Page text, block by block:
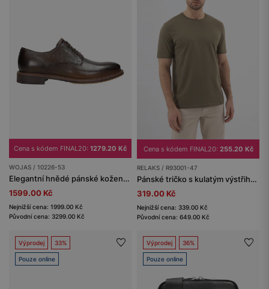
Cena s kódem FINAL20: 1279.20 Kč
WOJAS / 10226-53
Elegantní hnědé pánské kožené polobotky
1599.00 Kč
Nejnižší cena: 1999.00 Kč
Původní cena: 3299.00 Kč
Cena s kódem FINAL20: 255.20 Kč
RELAKS / R93001-47
Pánské tričko s kulatým výstřihem khaki
319.00 Kč
Nejnižší cena: 339.00 Kč
Původní cena: 649.00 Kč
Výprodej 33%
Pouze online
Výprodej 36%
Pouze online